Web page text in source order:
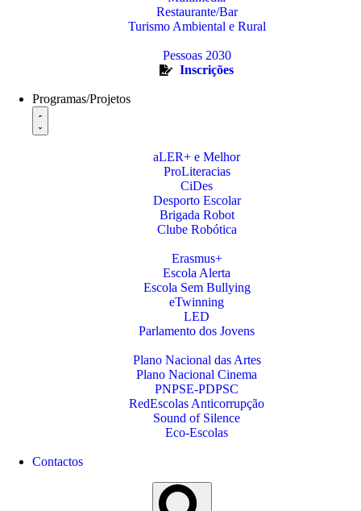
Restaurante/Bar
Turismo Ambiental e Rural
Pessoas 2030
Inscrições
Programas/Projetos
aLER+ e Melhor
ProLiteracias
CiDes
Desporto Escolar
Brigada Robot
Clube Robótica
Erasmus+
Escola Alerta
Escola Sem Bullying
eTwinning
LED
Parlamento dos Jovens
Plano Nacional das Artes
Plano Nacional Cinema
PNPSE-PDPSC
RedEscolas Anticorrupção
Sound of Silence
Eco-Escolas
Contactos